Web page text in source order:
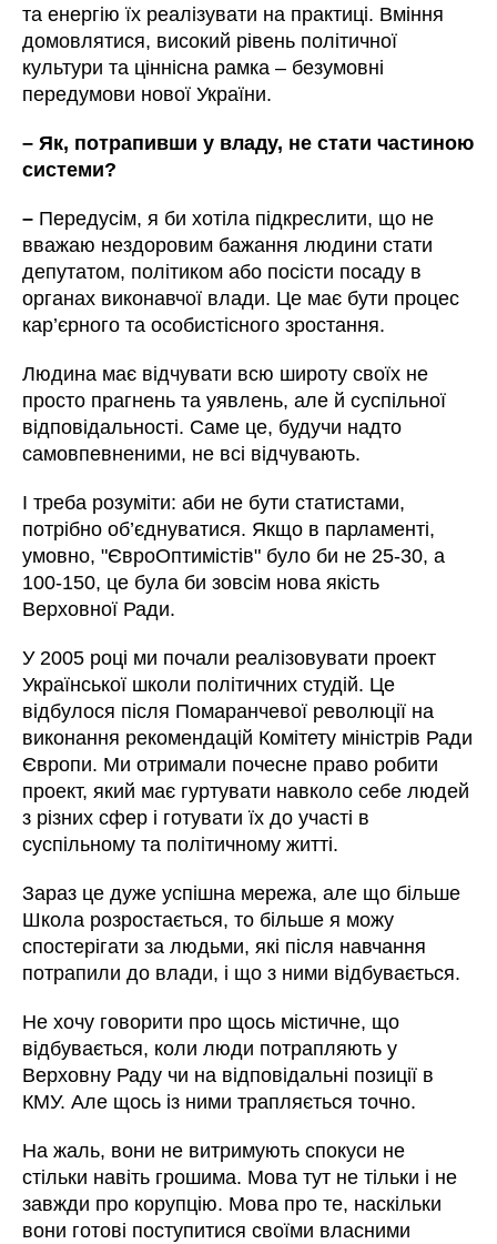
та енергію їх реалізувати на практиці. Вміння
домовлятися, високий рівень політичної
культури та ціннісна рамка – безумовні
передумови нової України.
– Як, потрапивши у владу, не стати частиною
системи?
– Передусім, я би хотіла підкреслити, що не
вважаю нездоровим бажання людини стати
депутатом, політиком або посісти посаду в
органах виконавчої влади. Це має бути процес
кар’єрного та особистісного зростання.
Людина має відчувати всю широту своїх не
просто прагнень та уявлень, але й суспільної
відповідальності. Саме це, будучи надто
самовпевненими, не всі відчувають.
І треба розуміти: аби не бути статистами,
потрібно об’єднуватися. Якщо в парламенті,
умовно, "ЄвроОптимістів" було би не 25-30, а
100-150, це була би зовсім нова якість
Верховної Ради.
У 2005 році ми почали реалізовувати проект
Української школи політичних студій. Це
відбулося після Помаранчевої революції на
виконання рекомендацій Комітету міністрів Ради
Європи. Ми отримали почесне право робити
проект, який має гуртувати навколо себе людей
з різних сфер і готувати їх до участі в
суспільному та політичному житті.
Зараз це дуже успішна мережа, але що більше
Школа розростається, то більше я можу
спостерігати за людьми, які після навчання
потрапили до влади, і що з ними відбувається.
Не хочу говорити про щось містичне, що
відбувається, коли люди потрапляють у
Верховну Раду чи на відповідальні позиції в
КМУ. Але щось із ними трапляється точно.
На жаль, вони не витримують спокуси не
стільки навіть грошима. Мова тут не тільки і не
завжди про корупцію. Мова про те, наскільки
вони готові поступитися своїми власними